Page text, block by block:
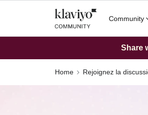
Community
Share
Home Rejoignez la